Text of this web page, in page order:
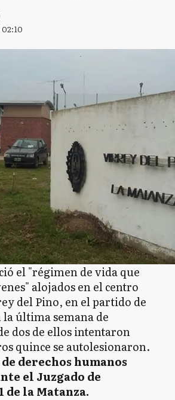
el "régimen de vida que
alojados en el centro
del Pino, en el partido de
la última semana de
dos de ellos intentaron
quince se autolesionaron.
derechos humanos
el Juzgado de
de la Matanza.